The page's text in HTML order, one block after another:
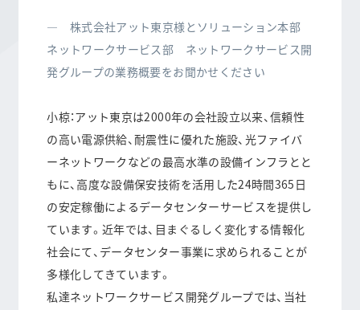
― 株式会社アット東京様とソリューション本部
ネットワークサービス部 ネットワークサービス開
発グループの業務概要をお聞かせください
小椋：アット東京は2000年の会社設立以来、信頼性
の高い電源供給、耐震性に優れた施設、光ファイバ
ーネットワークなどの最高水準の設備インフラとと
もに、高度な設備保安技術を活用した24時間365日
の安定稼働によるデータセンターサービスを提供し
ています。近年では、目まぐるしく変化する情報化
社会にて、データセンター事業に求められることが
多様化してきています。
私達ネットワークサービス開発グループでは、当社